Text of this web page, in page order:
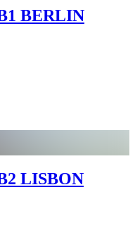
BERLIN
LISBON